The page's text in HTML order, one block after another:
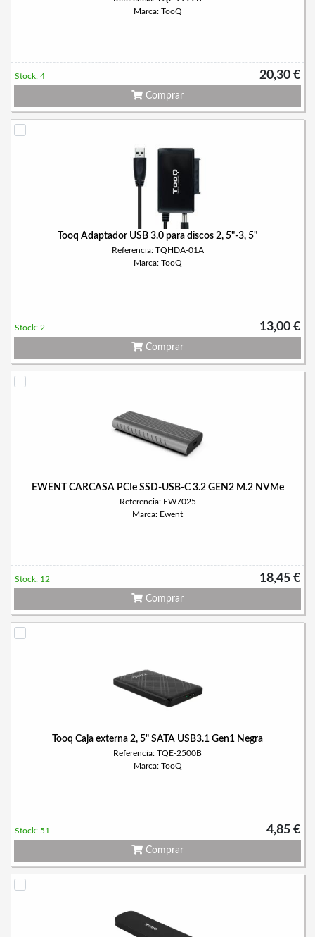
Marca: TooQ
20,30 €
Stock: 4
Comprar
Tooq Adaptador USB 3.0 para discos 2, 5"-3, 5"
Referencia: TQHDA-01A
Marca: TooQ
13,00 €
Stock: 2
Comprar
EWENT CARCASA PCIe SSD-USB-C 3.2 GEN2 M.2 NVMe
Referencia: EW7025
Marca: Ewent
18,45 €
Stock: 12
Comprar
Tooq Caja externa 2, 5" SATA USB3.1 Gen1 Negra
Referencia: TQE-2500B
Marca: TooQ
4,85 €
Stock: 51
Comprar